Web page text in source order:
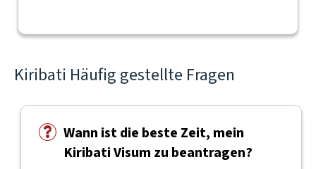
Kiribati Häufig gestellte Fragen
Wann ist die beste Zeit, mein
Kiribati Visum zu beantragen?